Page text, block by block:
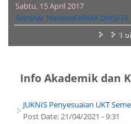
Sabtu, 15 April 2017
Seminar Nasional HIMA DIKSI FE
1
Info Akademik dan
JUKNIS Penyesuaian UKT
Post Date:21/04/2021 - 9:31